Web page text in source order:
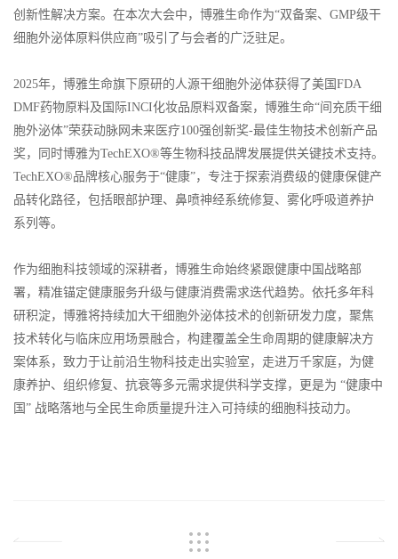
创新性解决方案。在本次大会中，博雅生命作为“双备案、GMP级干
细胞外泌体原料供应商”吸引了与会者的广泛驻足。
2025年，博雅生命旗下原研的人源干细胞外泌体获得了美国FDA
DMF药物原料及国际INCI化妆品原料双备案，博雅生命“间充质干细
胞外泌体”荣获动脉网未来医疗100强创新奖-最佳生物技术创新产品
奖，同时博雅为TechEXO®等生物科技品牌发展提供关键技术支持。
TechEXO®品牌核心服务于“健康”，专注于探索消费级的健康保健产
品转化路径，包括眼部护理、鼻喷神经系统修复、雾化呼吸道养护
系列等。
作为细胞科技领域的深耕者，博雅生命始终紧跟健康中国战略部
署，精准锚定健康服务升级与健康消费需求迭代趋势。依托多年科
研积淀，博雅将持续加大干细胞外泌体技术的创新研发力度，聚焦
技术转化与临床应用场景融合，构建覆盖全生命周期的健康解决方
案体系，致力于让前沿生物科技走出实验室，走进万千家庭，为健
康养护、组织修复、抗衰等多元需求提供科学支撑，更是为 “健康中
国” 战略落地与全民生命质量提升注入可持续的细胞科技动力。